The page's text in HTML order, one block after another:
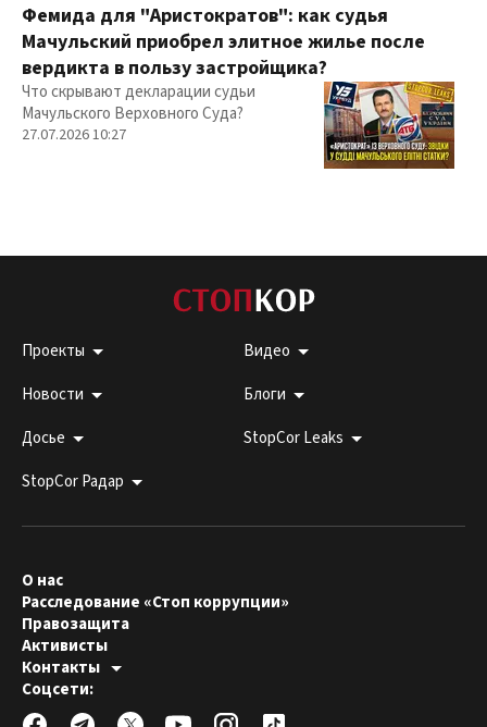
Фемида для "Аристократов": как судья
Мачульский приобрел элитное жилье после
вердикта в пользу застройщика?
Что скрывают декларации судьи
Мачульского Верховного Суда?
27.07.2026 10:27
Проекты
Видео
Новости
Блоги
Досье
StopCor Leaks
StopCor Радар
О нас
Расследование «Стоп коррупции»
Правозащита
Активисты
Контакты
Горячая линия:
Редакция СтопКора:
Соцсети: